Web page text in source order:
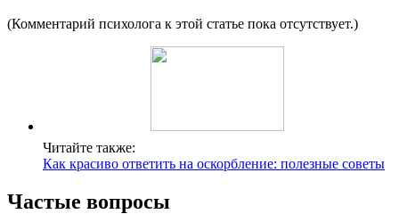
(Комментарий психолога к этой статье пока отсутствует.)
Читайте также:
Как красиво ответить на оскорбление: полезные советы
Частые вопросы